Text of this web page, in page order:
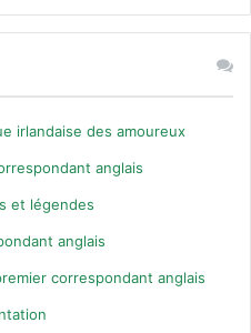
irlandaise des amoureux
anglais
et légendes
anglais
correspondant anglais